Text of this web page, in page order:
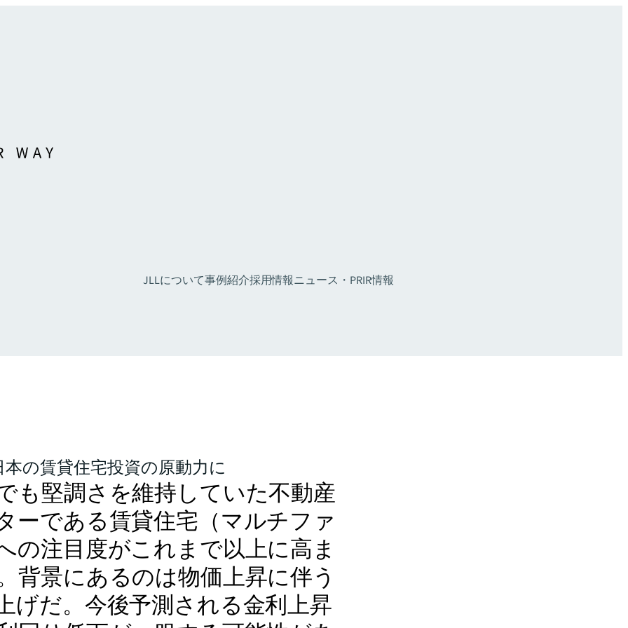
JLLについて事例紹介採用情報ニュース・PRIR情報
の賃貸住宅投資の原動力に
も堅調さを維持していた不動産
ーである賃貸住宅（マルチファ
の注目度がこれまで以上に高ま
背景にあるのは物価上昇に伴う
げだ。今後予測される金利上昇